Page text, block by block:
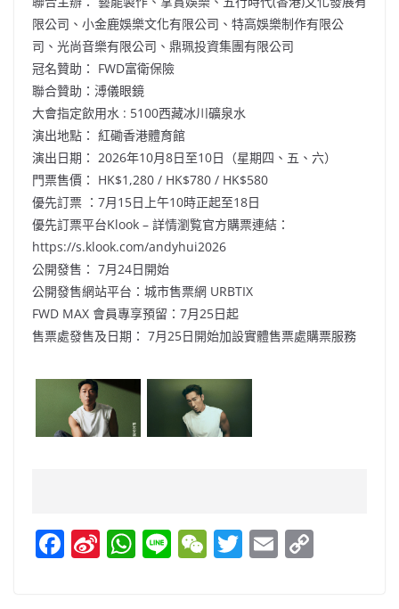
限公司、小金鹿娛樂文化有限公司、特高娛樂制作有限公
司、光尚音樂有限公司、鼎珮投資集團有限公司
冠名贊助： FWD富衛保險
聯合贊助：溥儀眼鏡
大會指定飲用水 : 5100西藏冰川礦泉水
演出地點： 紅磡香港體育館
演出日期： 2026年10月8日至10日（星期四、五、六）
門票售價： HK$1,280 / HK$780 / HK$580
優先訂票 ：7月15日上午10時正起至18日
優先訂票平台Klook – 詳情瀏覧官方購票連結：
https://s.klook.com/andyhui2026
公開發售： 7月24日開始
公開發售網站平台：城市售票網 URBTIX
FWD MAX 會員專享預留：7月25日起
售票處發售及日期： 7月25日開始加設實體售票處購票服務
F Si W Li W T E